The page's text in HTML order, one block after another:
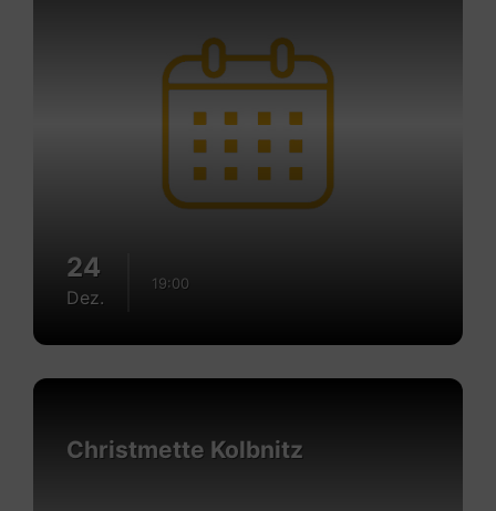
24
Dez.
19:00
Christmette Kolbnitz
Mehr